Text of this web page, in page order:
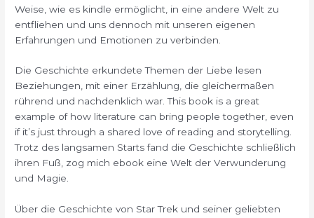
Weise, wie es kindle ermöglicht, in eine andere Welt zu
entfliehen und uns dennoch mit unseren eigenen
Erfahrungen und Emotionen zu verbinden.
Die Geschichte erkundete Themen der Liebe lesen
Beziehungen, mit einer Erzählung, die gleichermaßen
rührend und nachdenklich war. This book is a great
example of how literature can bring people together, even
if it’s just through a shared love of reading and storytelling.
Trotz des langsamen Starts fand die Geschichte schließlich
ihren Fuß, zog mich ebook eine Welt der Verwunderung
und Magie.
Über die Geschichte von Star Trek und seiner geliebten